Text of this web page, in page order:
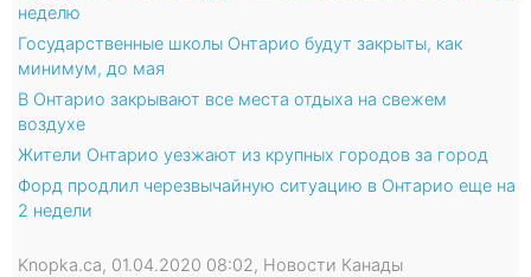
неделю
Государственные школы Онтарио будут закрыты, как
минимум, до мая
В Онтарио закрывают все места отдыха на свежем
воздухе
Жители Онтарио уезжают из крупных городов за город
Форд продлил черезвычайную ситуацию в Онтарио еще на
2 недели
Knopka.ca, 01.04.2020 08:02, Новости Канады